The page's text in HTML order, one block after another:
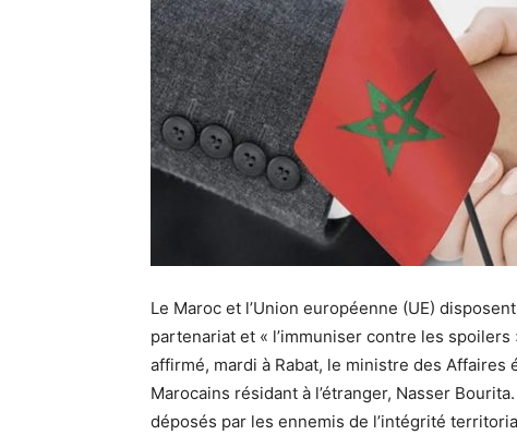
Le Maroc et l’Union européenne (UE)
partenariat et « l’immuniser contre les
affirmé, mardi à Rabat, le ministre des
Marocains résidant à l’étranger, Nasser
déposés par les ennemis de l’intégrité